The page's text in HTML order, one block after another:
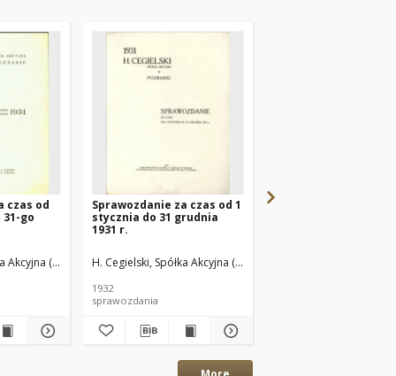
czas od
go
Akcyjna (Poznań)
Sprawozdanie za czas od 1
stycznia do 31 grudnia
1931 r.
H. Cegielski, Spółka Akcyjna (Poznań)
1932
sprawozdania